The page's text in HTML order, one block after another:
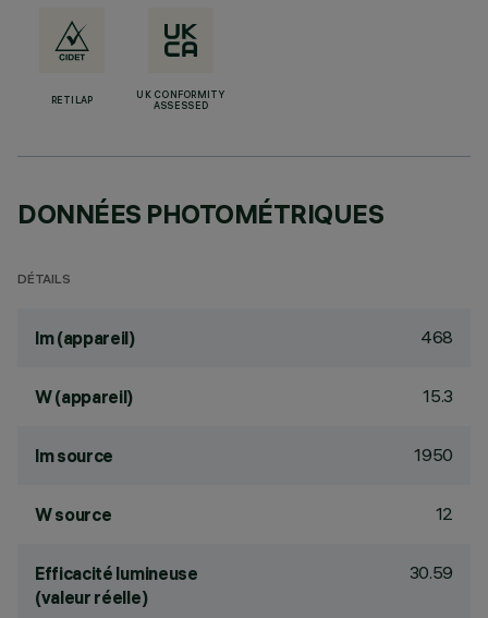
RETILAP
UK CONFORMITY
ASSESSED
DONNÉES PHOTOMÉTRIQUES
DÉTAILS
lm (appareil) 468
W (appareil) 15.3
lm source 1950
W source 12
Efficacité lumineuse
(valeur réelle)
30.59